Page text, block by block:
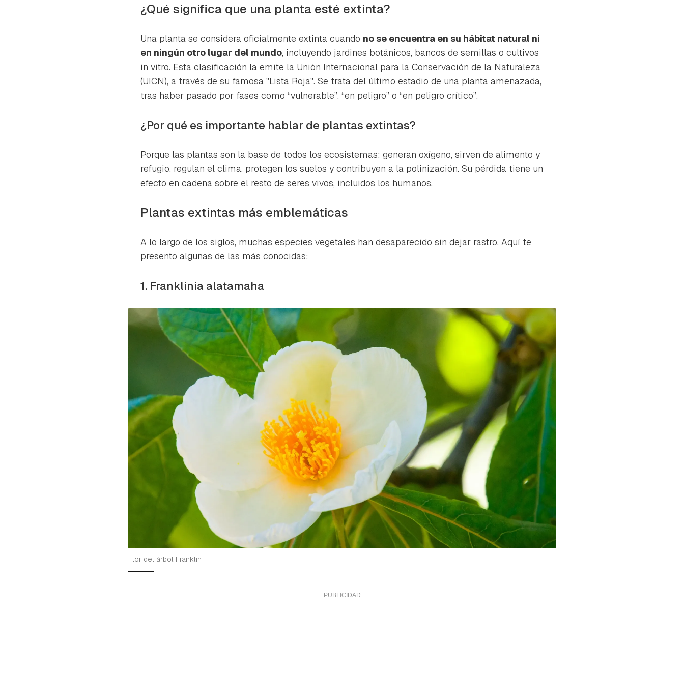
¿Qué significa que una planta esté extinta?
Una planta se considera oficialmente extinta cuando no se encuentra en su hábitat natural ni
en ningún otro lugar del mundo, incluyendo jardines botánicos, bancos de semillas o cultivos
in vitro. Esta clasificación la emite la Unión Internacional para la Conservación de la Naturaleza
(UICN), a través de su famosa "Lista Roja". Se trata del último estadio de una planta amenazada,
tras haber pasado por fases como “vulnerable”, “en peligro” o “en peligro crítico”.
¿Por qué es importante hablar de plantas extintas?
Porque las plantas son la base de todos los ecosistemas: generan oxígeno, sirven de alimento y
refugio, regulan el clima, protegen los suelos y contribuyen a la polinización. Su pérdida tiene un
efecto en cadena sobre el resto de seres vivos, incluidos los humanos.
Plantas extintas más emblemáticas
A lo largo de los siglos, muchas especies vegetales han desaparecido sin dejar rastro. Aquí te
presento algunas de las más conocidas:
1. Franklinia alatamaha
Flor del árbol Franklin
ACEPTAR